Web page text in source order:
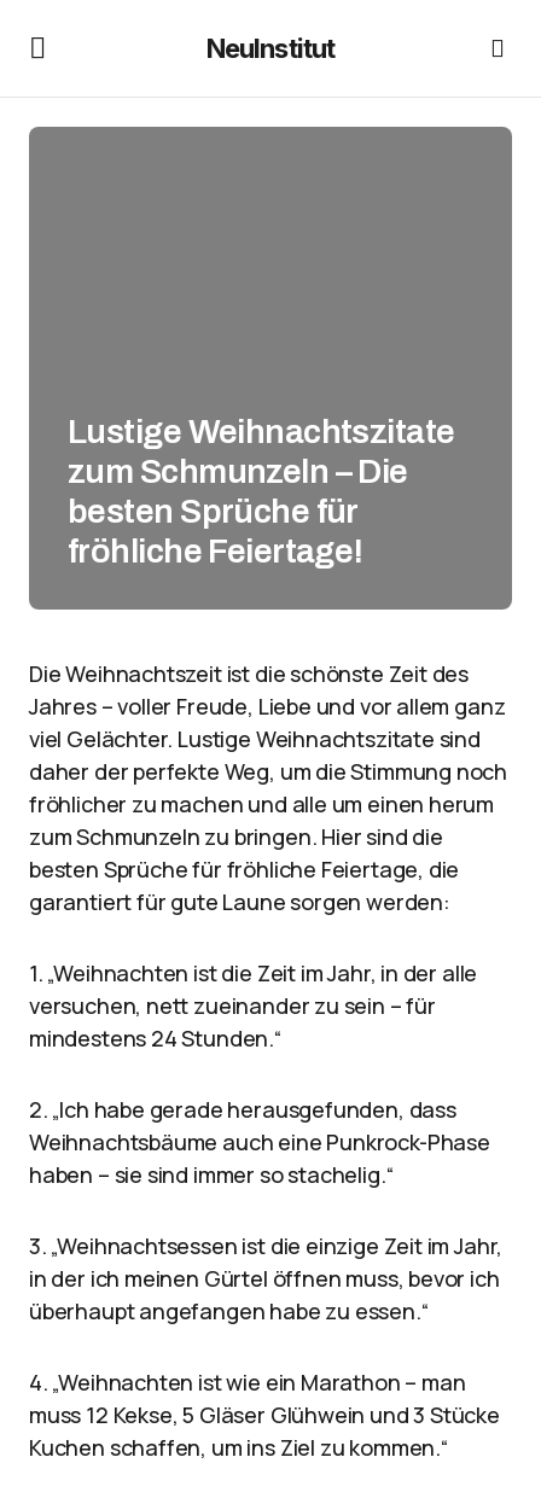
NeuInstitut
Lustige Weihnachtszitate
zum Schmunzeln – Die
besten Sprüche für
fröhliche Feiertage!
Die Weihnachtszeit ist die schönste Zeit des
Jahres – voller Freude, Liebe und vor allem ganz
viel Gelächter. Lustige Weihnachtszitate sind
daher der perfekte Weg, um die Stimmung noch
fröhlicher zu machen und alle um einen herum
zum Schmunzeln zu bringen. Hier sind die
besten Sprüche für fröhliche Feiertage, die
garantiert für gute Laune sorgen werden:
1. „Weihnachten ist die Zeit im Jahr, in der alle
versuchen, nett zueinander zu sein – für
mindestens 24 Stunden.“
2. „Ich habe gerade herausgefunden, dass
Weihnachtsbäume auch eine Punkrock-Phase
haben – sie sind immer so stachelig.“
3. „Weihnachtsessen ist die einzige Zeit im Jahr,
in der ich meinen Gürtel öffnen muss, bevor ich
überhaupt angefangen habe zu essen.“
4. „Weihnachten ist wie ein Marathon – man
muss 12 Kekse, 5 Gläser Glühwein und 3 Stücke
Kuchen schaffen, um ins Ziel zu kommen.“